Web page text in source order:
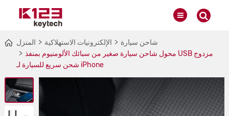
المنزل الإلكترونيات الاستهلاكية
شاحن سيارة
محول شاحن سيارة صغير من سبائك الألومنيوم بمنفذ USB مزدوج
شحن سريع للسيارة لـ iPhone